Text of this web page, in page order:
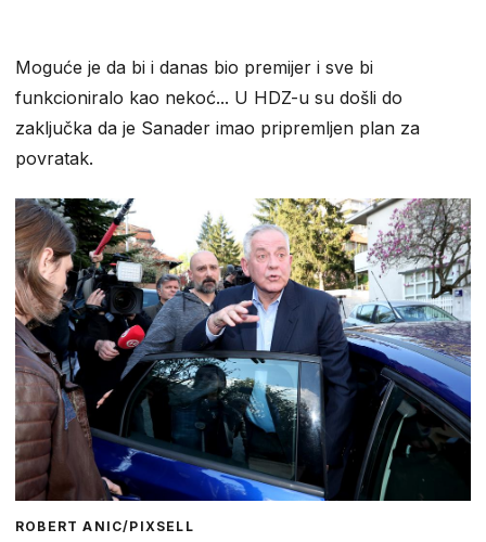
Moguće je da bi i danas bio premijer i sve bi
funkcioniralo kao nekoć... U HDZ-u su došli do
zaključka da je Sanader imao pripremljen plan za
povratak.
ROBERT ANIC/PIXSELL